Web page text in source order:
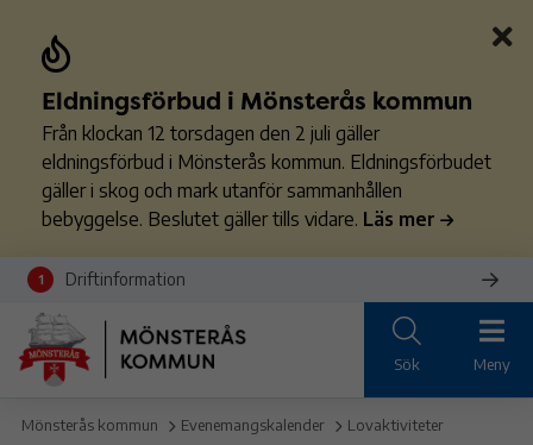
Eldningsförbud i Mönsterås kommun
Från klockan 12 torsdagen den 2 juli gäller
eldningsförbud i Mönsterås kommun. Eldningsförbudet
gäller i skog och mark utanför sammanhållen
bebyggelse. Beslutet gäller tills vidare. Läs mer
1 Driftinformation
Sök Meny
Mönsterås kommun Evenemangskalender
Lovaktiviteter